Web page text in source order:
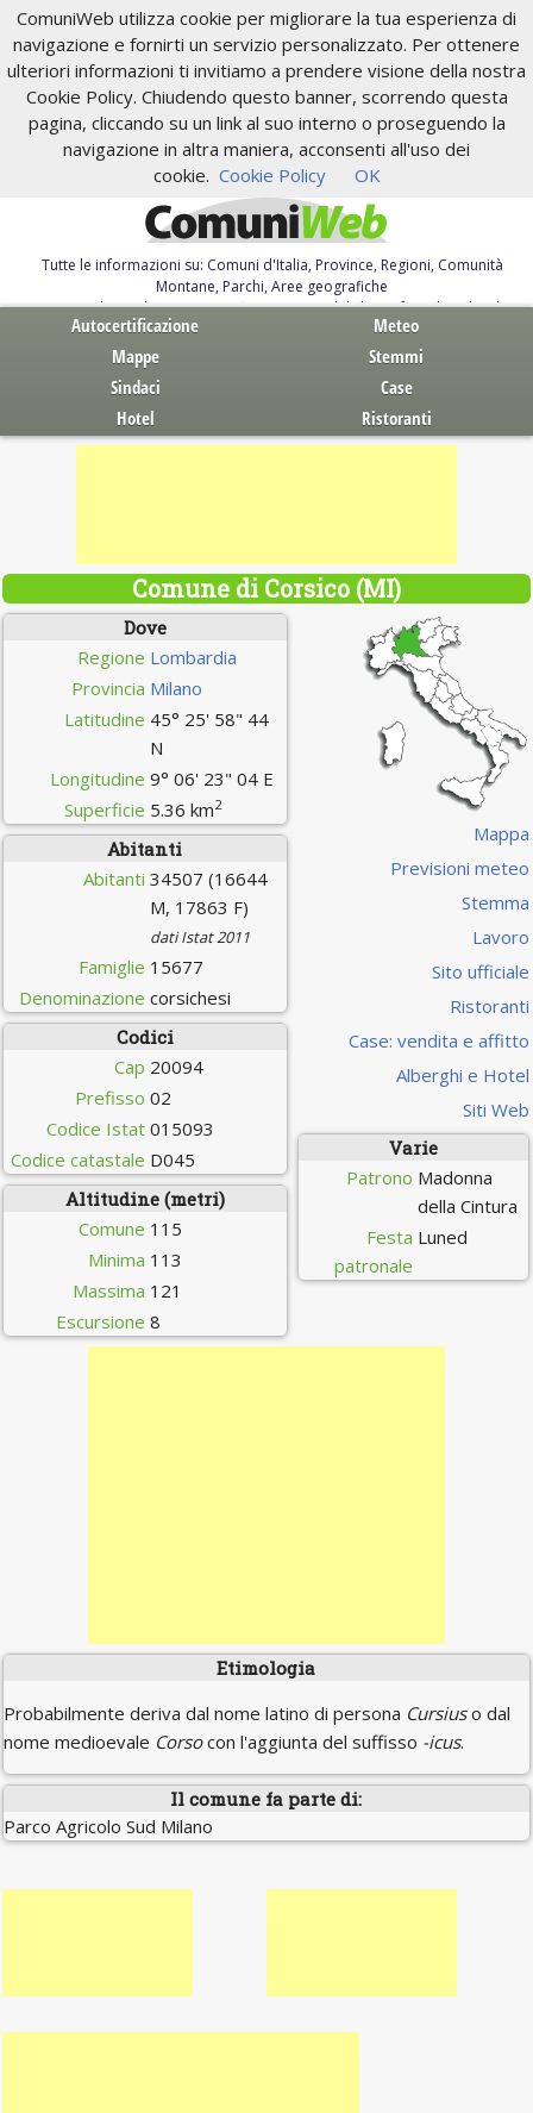
ComuniWeb utilizza cookie per migliorare la tua esperienza di
navigazione e fornirti un servizio personalizzato. Per ottenere
ulteriori informazioni ti invitiamo a prendere visione della nostra
Cookie Policy. Chiudendo questo banner, scorrendo questa
pagina, cliccando su un link al suo interno o proseguendo la
navigazione in altra maniera, acconsenti all'uso dei
cookie. Cookie Policy OK
Tutte le informazioni su: Comuni d'Italia, Province, Regioni, Comunità
Montane, Parchi, Aree geografiche
Servizi al Cittadino. Autocertificazione, moduli, leggi, free download
Autocertificazione
Meteo
Mappe
Stemmi
Sindaci
Case
Hotel
Ristoranti
Comune di Corsico (MI)
Dove
Regione Lombardia
Provincia Milano
Latitudine 45° 25' 58" 44
N
Longitudine 9° 06' 23" 04 E
Superficie 5.36 km2
Abitanti
Abitanti 34507 (16644
M, 17863 F)
dati Istat 2011
Famiglie 15677
Denominazione corsichesi
Codici
Cap 20094
Prefisso 02
Codice Istat 015093
Codice catastale D045
Altitudine (metri)
Comune 115
Minima 113
Massima 121
Escursione 8
Mappa
Previsioni meteo
Stemma
Lavoro
Sito ufficiale
Ristoranti
Case: vendita e affitto
Alberghi e Hotel
Siti Web
Varie
Patrono Madonna
della Cintura
Festa
patronale
Luned
Etimologia
Probabilmente deriva dal nome latino di persona Cursiuso dal
nome medioevale Corsocon l'aggiunta del suffisso -icus.
Il comune fa parte di:
Parco Agricolo Sud Milano